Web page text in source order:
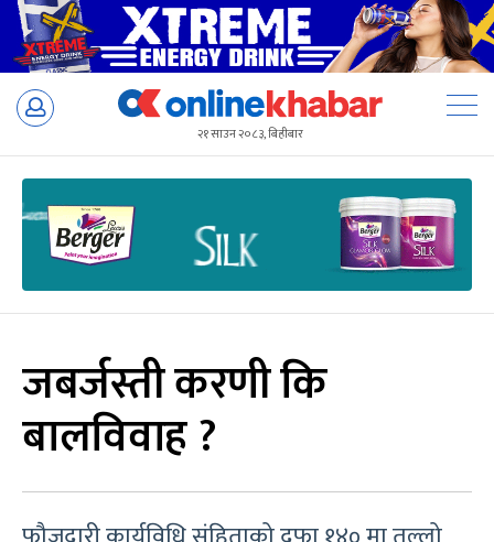
Skip
२१ साउन २०८३, बिहीबार
जबर्जस्ती करणी कि
बालविवाह ?